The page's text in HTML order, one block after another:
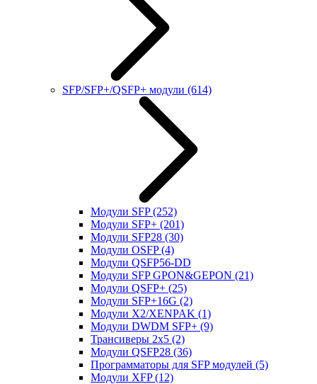
SFP/SFP+/QSFP+ модули (614)
Модули SFP(252)
Модули SFP+ (201)
Модули SFP28 (30)
Модули OSFP(4)
Модули QSFP56-DD
Модули SFP GPON&GEPON (21)
Модули QSFP+ (25)
Модули SFP+16G (2)
Модули X2/XENPAK (1)
Модули DWDM SFP+ (9)
Трансиверы 2x5 (2)
Модули QSFP28 (36)
Программаторы для SFP модулей (5)
Модули XFP(12)